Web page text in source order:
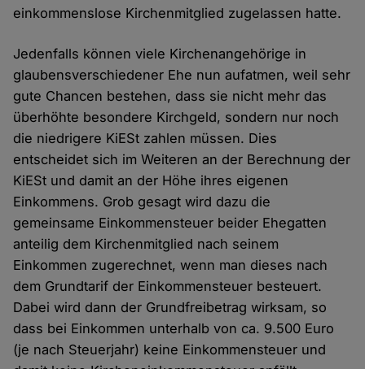
einkommenslose Kirchenmitglied zugelassen hatte.
Jedenfalls können viele Kirchenangehörige in
glaubensverschiedener Ehe nun aufatmen, weil sehr
gute Chancen bestehen, dass sie nicht mehr das
überhöhte besondere Kirchgeld, sondern nur noch
die niedrigere KiESt zahlen müssen. Dies
entscheidet sich im Weiteren an der Berechnung der
KiESt und damit an der Höhe ihres eigenen
Einkommens. Grob gesagt wird dazu die
gemeinsame Einkommensteuer beider Ehegatten
anteilig dem Kirchenmitglied nach seinem
Einkommen zugerechnet, wenn man dieses nach
dem Grundtarif der Einkommensteuer besteuert.
Dabei wird dann der Grundfreibetrag wirksam, so
dass bei Einkommen unterhalb von ca. 9.500 Euro
(je nach Steuerjahr) keine Einkommensteuer und